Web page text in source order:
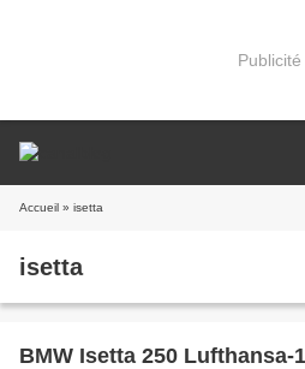
Publicité
Accueil » isetta
isetta
BMW Isetta 250 Lufthansa-